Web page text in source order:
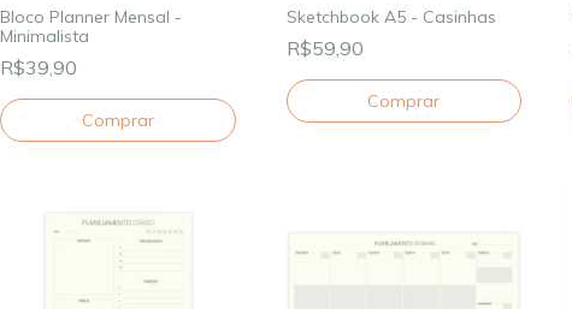
Bloco Planner Mensal -
Minimalista
R$39,90
Sketchbook A5 - Casinhas
R$59,90